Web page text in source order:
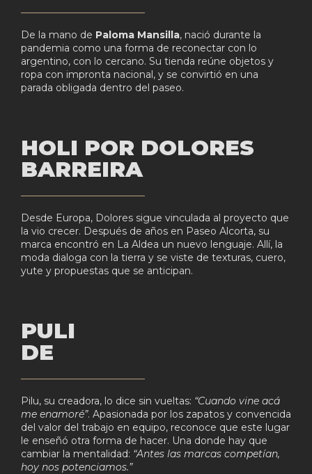
De la mano de Paloma Mansilla, nació durante la
pandemia como una forma de reconectar con lo
argentino, con lo cercano. Su tienda reúne objetos y
ropa con impronta nacional, y se convirtió en una
parada obligada dentro del paseo.
HOLI POR DOLORES
BARREIRA
Desde Europa, Dolores sigue vinculada al proyecto que
la vio crecer. Después de años en Paseo Alcorta, su
marca encontró en La Aldea un nuevo lenguaje. Allí, la
moda dialoga con la tierra y se viste de texturas, cuero,
yute y propuestas que se anticipan.
PULI
DE
Pilu, su creadora, lo dice sin vueltas: “Cuando vine acá
me enamoré”. Apasionada por los zapatos y convencida
del valor del trabajo en equipo, reconoce que este lugar
le enseñó otra forma de hacer. Una donde hay que
cambiar la mentalidad: “Antes las marcas competían,
hoy nos potenciamos.”